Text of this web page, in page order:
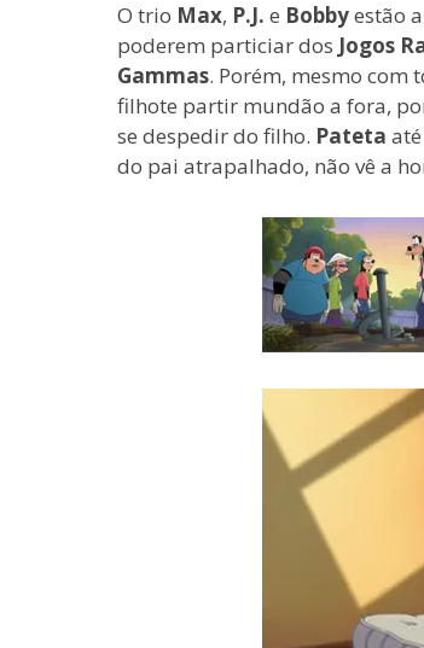
O trio Max, P.J. e Bobbyestão
poderem particiar dos Jogos
Gammas. Porém, mesmo com
filhote partir mundão a fora,
se despedir do filho. Pateta
do pai atrapalhado, não vê a